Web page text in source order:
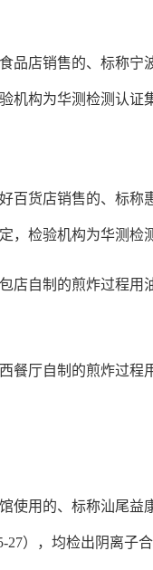
品店销售的、标称
机构为华测检测认证
百货店销售的、标
，检验机构为华测检
店自制的煎炸过程
餐厅自制的煎炸过
使用的、标称汕尾
27），均检出阴离